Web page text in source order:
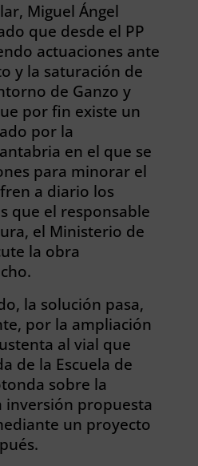
Miguel Ángel
que desde el PP
actuaciones ante
y la saturación de
de Ganzo y
por fin existe un
por la
en el que se
para minorar el
a diario los
que el responsable
el Ministerio de
la obra
la solución pasa,
por la ampliación
al vial que
de la Escuela de
sobre la
inversión propuesta
un proyecto